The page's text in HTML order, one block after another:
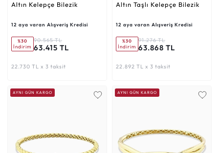
Altın Kelepçe Bilezik
12 aya varan Alışveriş Kredisi
%30
İndirim
90.565 TL
63.415 TL
22.730 TL x 3 taksit
Altın Taşlı Kelepçe Bilezik
12 aya varan Alışveriş Kredisi
%30
İndirim
91.276 TL
63.868 TL
22.892 TL x 3 taksit
AYNI GÜN KARGO AYNI GÜN KARGO